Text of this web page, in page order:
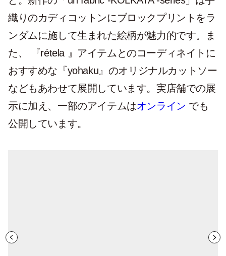
織りのカディコットンにブロックプリントをラ
ンダムに施して生まれた絵柄が魅力的です。ま
た、 『rétela 』アイテムとのコーディネイトに
おすすめな『yohaku』のオリジナルカットソー
などもあわせて展開しています。実店舗での展
示に加え、一部のアイテムはオンライン でも
公開しています。